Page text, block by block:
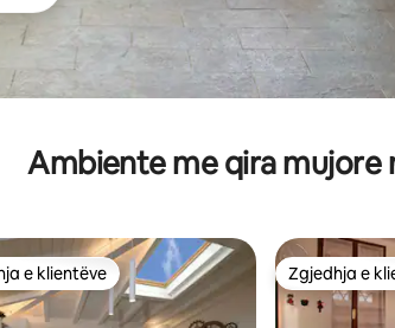
Ambiente me qira mujore
e zgjedhjeve të klientëve
e klientëve Zgjedhja e
Zgjedhja e